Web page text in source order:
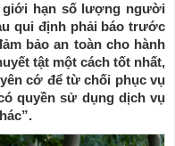
giới hạn số lượng người
qui định phải báo trước
bảo an toàn cho hành
tật một cách tốt nhất,
cớ để từ chối phục vụ
quyền sử dụng dịch vụ